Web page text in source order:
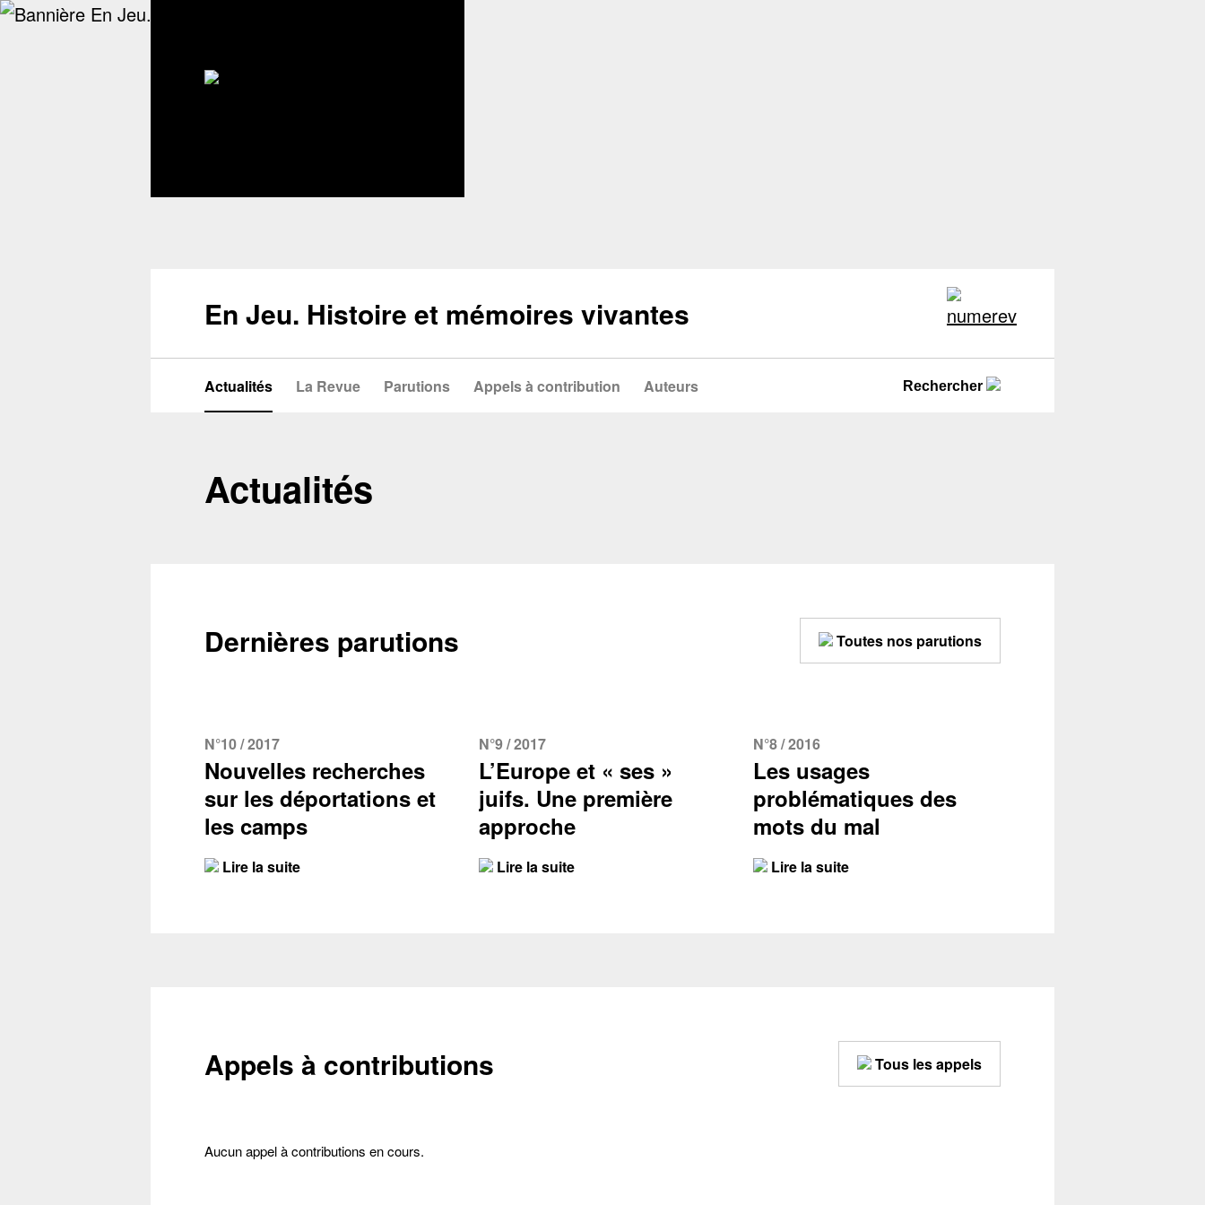
En Jeu. Histoire et mémoires vivantes
Actualités La Revue Parutions Appels à contribution Auteurs Rechercher
Actualités
Dernières parutions Toutes nos parutions
N°10 / 2017
Nouvelles recherches
sur les déportations et
les camps
Lire la suite
N°9 / 2017
L’Europe et « ses »
juifs. Une première
approche
Lire la suite
N°8 / 2016
Les usages
problématiques des
mots du mal
Lire la suite
Appels à contributions Tous les appels
Aucun appel à contributions en cours.